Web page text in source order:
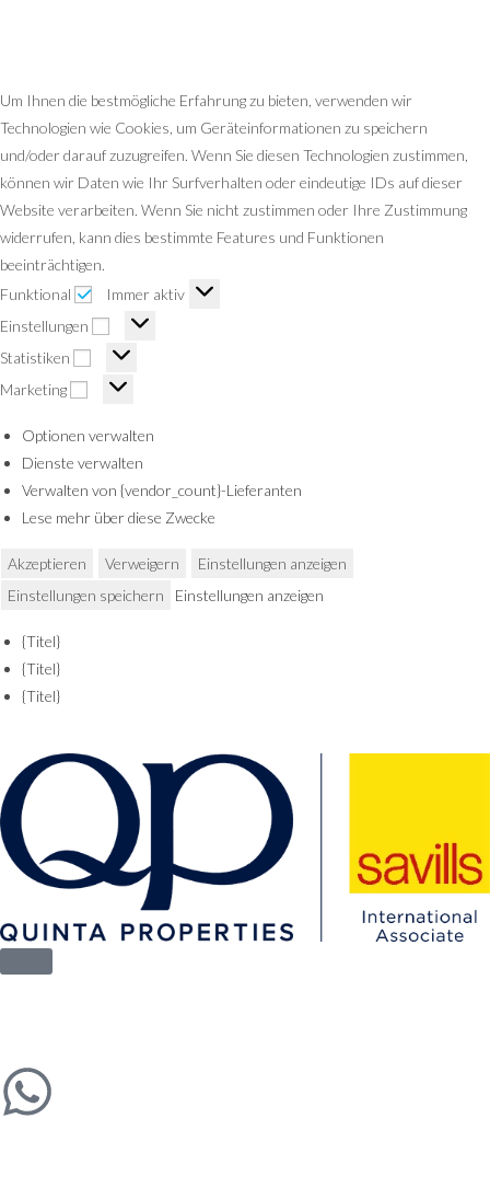
Um Ihnen die bestmögliche Erfahrung zu bieten, verwenden wir
Technologien wie Cookies, um Geräteinformationen zu speichern
und/oder darauf zuzugreifen. Wenn Sie diesen Technologien zustimmen,
können wir Daten wie Ihr Surfverhalten oder eindeutige IDs auf dieser
Website verarbeiten. Wenn Sie nicht zustimmen oder Ihre Zustimmung
widerrufen, kann dies bestimmte Features und Funktionen
beeinträchtigen.
Funktional
Immer aktiv
Einstellungen
Statistiken
Marketing
Optionen verwalten
Dienste verwalten
Verwalten von {vendor_count}-Lieferanten
Lese mehr über diese Zwecke
Akzeptieren Verweigern
Einstellungen anzeigen
Einstellungen speichern
Einstellungen anzeigen
{Titel}
{Titel}
{Titel}